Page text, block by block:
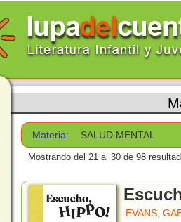
Materia: SALUD MENTAL
Mostrando del 21 al 30 de 98
EVANS,